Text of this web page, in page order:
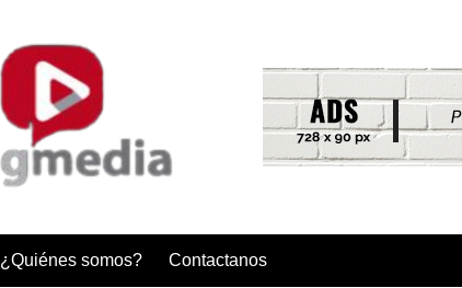
¿Quiénes somos? Contactanos